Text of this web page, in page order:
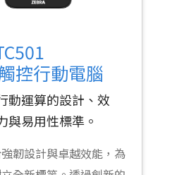
控行動電腦
動運算的設計、效
與易用性標準。
韌設計與卓越效能，為